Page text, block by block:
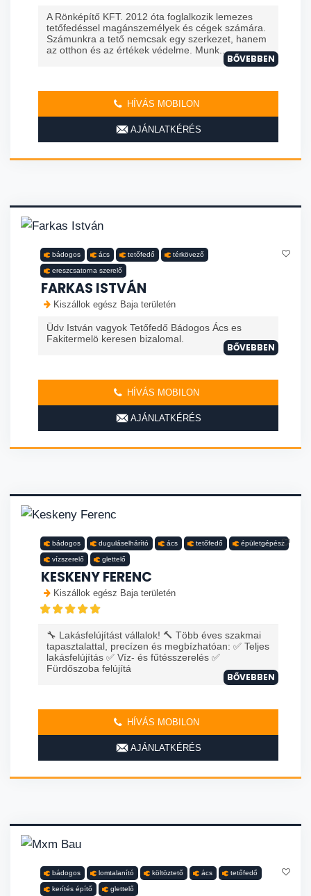
A Rönképítő KFT. 2012 óta foglalkozik lemezes
tetőfedéssel magánszemélyek és cégek számára.
Számunkra a tető nemcsak egy szerkezet, hanem
az otthon és az értékek védelme. Munk...
BŐVEBBEN
HÍVÁS MOBILON
AJÁNLATKÉRÉS
bádogos ács tetőfedő térkövező
ereszcsatorna szerelő
FARKAS ISTVÁN
Kiszállok egész Baja területén
Üdv István vagyok Tetőfedő Bádogos Ács es
Fakitermelö keresen bizalomal.
BŐVEBBEN
HÍVÁS MOBILON
AJÁNLATKÉRÉS
bádogos duguláselhárító ács tetőfedő épületgépész
vízszerelő glettelő
KESKENY FERENC
Kiszállok egész Baja területén
🔧 Lakásfelújítást vállalok! 🔨 Több éves szakmai
tapasztalattal, precízen és megbízhatóan: ✅ Teljes
lakásfelújítás ✅ Víz- és fűtésszerelés ✅
Fürdőszoba felújítá
BŐVEBBEN
HÍVÁS MOBILON
AJÁNLATKÉRÉS
bádogos lomtalanító költöztető ács tetőfedő
kerítés építő glettelő